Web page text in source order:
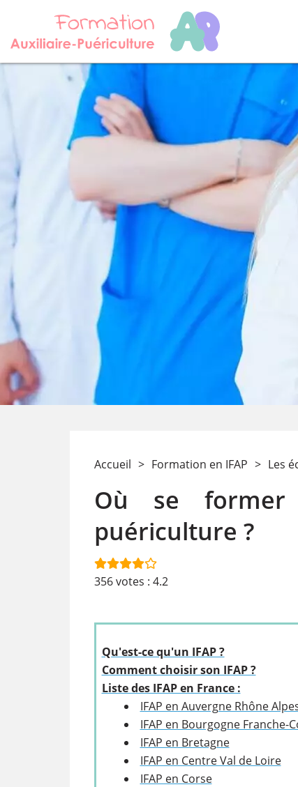
Accueil > Formation en IFAP > Les
Où se
puériculture ?
356votes : 4.2
Qu'est-ce qu'un IFAP ?
Comment choisir son IFAP ?
Liste des IFAP en France :
IFAP en Auvergne Rhône
IFAP en Bourgogne Franche-
IFAP en Bretagne
IFAP en Centre Val de Loire
IFAP en Corse